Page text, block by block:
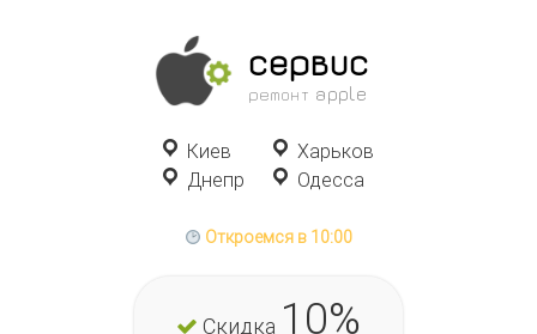
сервис
ремонт apple
Киев
Харьков
Днепр
Одесса
Откроемся в 10:00
Скидка 10%